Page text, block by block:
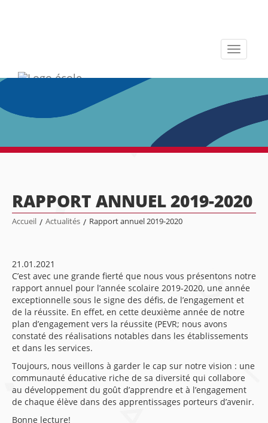
Toggle
RAPPORT ANNUEL 2019-2020
Accueil / Actualités / Rapport annuel 2019-2020
21.01.2021
C’est avec une grande fierté que nous vous présentons notre
rapport annuel pour l’année scolaire 2019-2020, une année
exceptionnelle sous le signe des défis, de l’engagement et
de la réussite. En effet, en cette deuxième année de notre
plan d’engagement vers la réussite (PEVR; nous avons
constaté des réalisations notables dans les établissements
et dans les services.
Toujours, nous veillons à garder le cap sur notre vision : une
communauté éducative riche de sa diversité qui collabore
au développement du goût d’apprendre et à l’engagement
de chaque élève dans des apprentissages porteurs d’avenir.
Bonne lecture!